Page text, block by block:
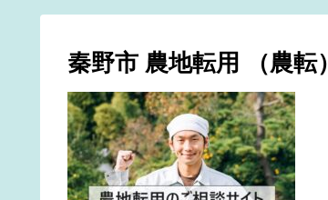
秦野市 農地転用 （農転